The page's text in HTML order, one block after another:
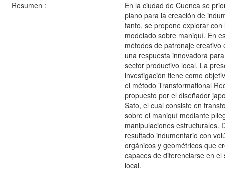
Resumen :
En la ciudad de Cuenca se
plano para la creación de
tanto, se propone explorar con
modelado sobre maniquí. En
métodos de patronaje creativo
una respuesta innovadora
sector productivo local. La
investigación tiene como
el método Transformational
propuesto por el diseñador
Sato, el cual consiste en
sobre el maniquí mediante
manipulaciones estructurales.
resultado indumentario con
orgánicos y geométricos que
capaces de diferenciarse en el
local.